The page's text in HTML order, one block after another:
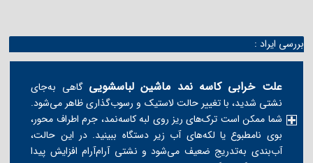
بررسی ایراد :
علت خرابی کاسه نمد ماشین لباسشویی گاهی به‌جای
نشتی شدید، با تغییر حالت لاستیک و رسوب‌گذاری ظاهر می‌شود.
شما ممکن است ترک‌های ریز روی لبه کاسه‌نمد، جرم اطراف محور،
بوی نامطبوع یا لکه‌های آب زیر دستگاه ببینید. در این حالت،
آب‌بندی به‌تدریج ضعیف می‌شود و نشتی آرام‌آرام افزایش پیدا